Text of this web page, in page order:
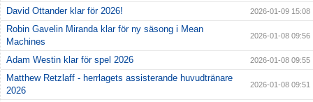
David Ottander klar för 2026! 2026-01-09 15:08
Robin Gavelin Miranda klar för ny säsong i Mean
Machines
2026-01-08 09:56
Adam Westin klar för spel 2026 2026-01-08 09:55
Matthew Retzlaff - herrlagets assisterande huvudtränare
2026
2026-01-08 09:51